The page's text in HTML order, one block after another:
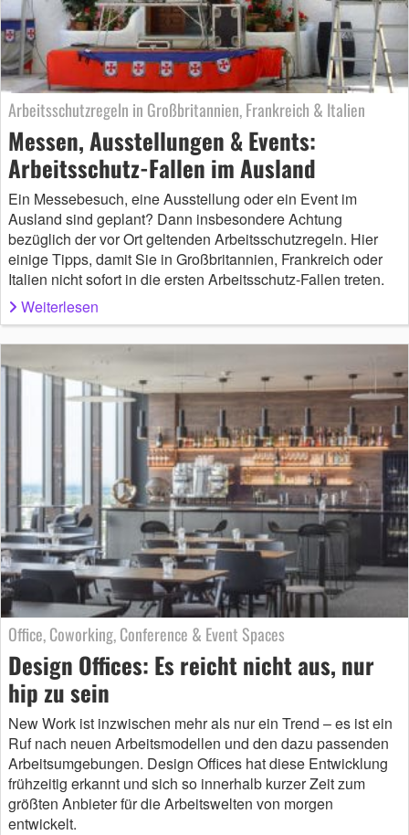
Arbeitsschutzregeln in Großbritannien, Frankreich & Italien
Messen, Ausstellungen & Events:
Arbeitsschutz-Fallen im Ausland
Ein Messebesuch, eine Ausstellung oder ein Event im
Ausland sind geplant? Dann insbesondere Achtung
bezüglich der vor Ort geltenden Arbeitsschutzregeln. Hier
einige Tipps, damit Sie in Großbritannien, Frankreich oder
Italien nicht sofort in die ersten Arbeitsschutz-Fallen treten.
Weiterlesen
Office, Coworking, Conference & Event Spaces
Design Offices: Es reicht nicht aus, nur
hip zu sein
New Work ist inzwischen mehr als nur ein Trend – es ist ein
Ruf nach neuen Arbeitsmodellen und den dazu passenden
Arbeitsumgebungen. Design Offices hat diese Entwicklung
frühzeitig erkannt und sich so innerhalb kurzer Zeit zum
größten Anbieter für die Arbeitswelten von morgen
entwickelt.